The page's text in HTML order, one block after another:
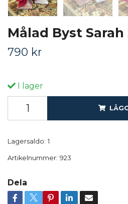
Målad Byst Sarah
790 kr
I lager
Lagersaldo: 1
Artikelnummer: 923
Dela